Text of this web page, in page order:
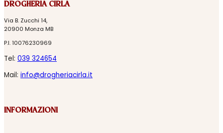
DROGHERIA CIRLA
Via B. Zucchi 14,
20900 Monza MB
P.I. 10076230969
Tel: 039 324654
Mail: info@drogheriacirla.it
INFORMAZIONI